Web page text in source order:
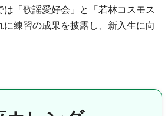
は「歌謡愛好会」と「若林コスモス
練習の成果を披露し、新入生に向